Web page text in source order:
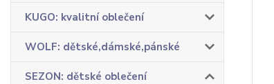
KUGO: kvalitní oblečení
WOLF: dětské,dámské,pánské
SEZON: dětské oblečení